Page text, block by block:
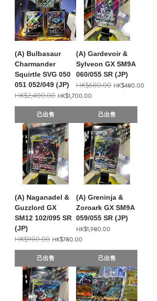
(A) Bulbasaur
Charmander
Squirtle SVG 050
051 052/049 (JP)
一般價格
HK$2,400.00 促銷價格
HK$1,700.00
己出售
(A) Gardevoir &
Sylveon GX SM9A
060/055 SR (JP)
一般價格
HK$680.00 促銷價格
HK$480.00
己出售
(A) Naganadel &
Guzzlord GX
SM12 102/095 SR
(JP)
一般價格
HK$980.00 促銷價格
HK$780.00
己出售
(A) Greninja &
Zoroark GX SM9A
059/055 SR (JP)
價格
HK$1,980.00
己出售